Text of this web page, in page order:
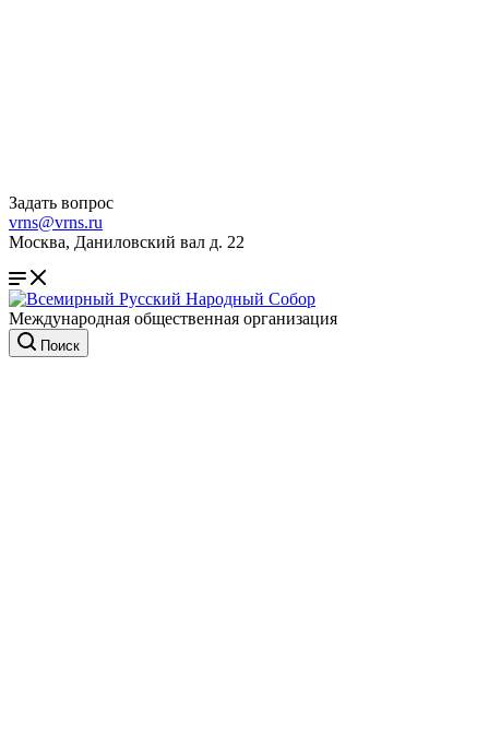
Задать вопрос
vrns@vrns.ru
Москва, Даниловский вал д. 22
Международная общественная организация
Поиск